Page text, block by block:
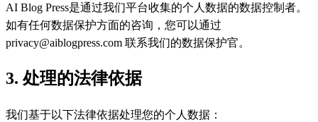
AI Blog Press是通过我们平台收集的个人数据的数据控制者。
如有任何数据保护方面的咨询，您可以通过
privacy@aiblogpress.com 联系我们的数据保护官。
3. 处理的法律依据
我们基于以下法律依据处理您的个人数据：